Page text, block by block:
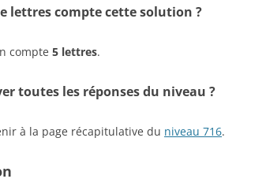
lettres compte cette solution ?
compte 5 lettres.
toutes les réponses du niveau ?
à la page récapitulative du niveau 716.